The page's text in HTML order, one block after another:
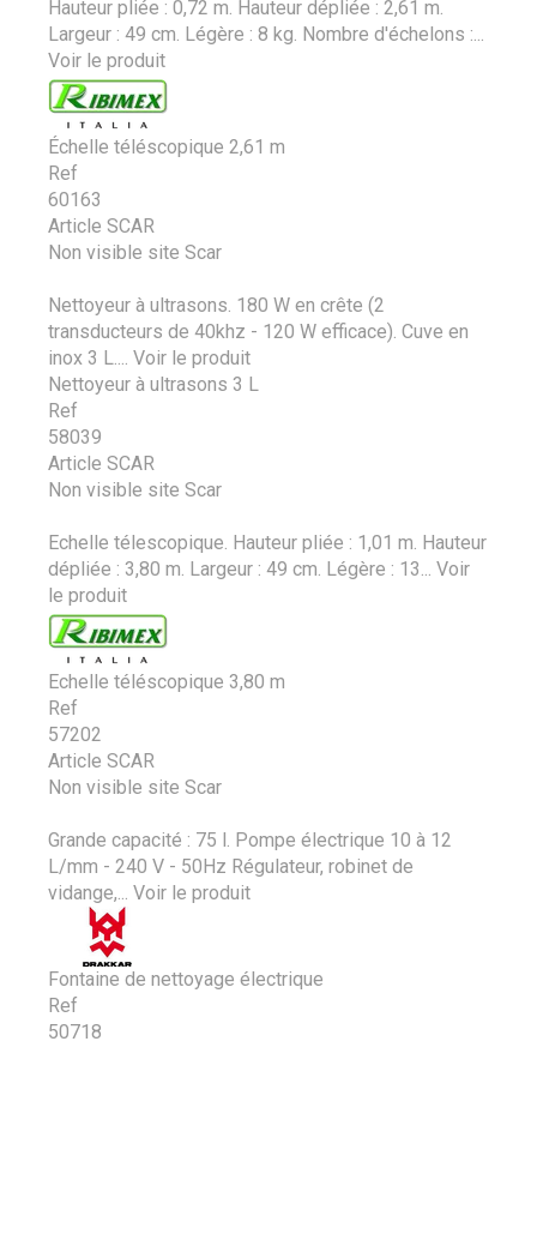
Hauteur pliée : 0,72 m. Hauteur dépliée : 2,61 m.
Largeur : 49 cm. Légère : 8 kg. Nombre d'échelons :...
Voir le produit
Échelle téléscopique 2,61 m
Ref
60163
Article SCAR
Non visible site Scar
Nettoyeur à ultrasons. 180 W en crête (2
transducteurs de 40khz - 120 W efficace). Cuve en
inox 3 L....
Voir le produit
Nettoyeur à ultrasons 3 L
Ref
58039
Article SCAR
Non visible site Scar
Echelle télescopique. Hauteur pliée : 1,01 m. Hauteur
dépliée : 3,80 m. Largeur : 49 cm. Légère : 13...
Voir
le produit
Echelle téléscopique 3,80 m
Ref
57202
Article SCAR
Non visible site Scar
Grande capacité : 75 l. Pompe électrique 10 à 12
L/mm - 240 V - 50Hz Régulateur, robinet de
vidange,...
Voir le produit
Fontaine de nettoyage électrique
Ref
50718